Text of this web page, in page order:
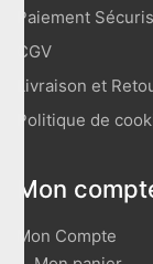
Paiement
CGV
Livraison et
Politique de
Mon
Mon Compte